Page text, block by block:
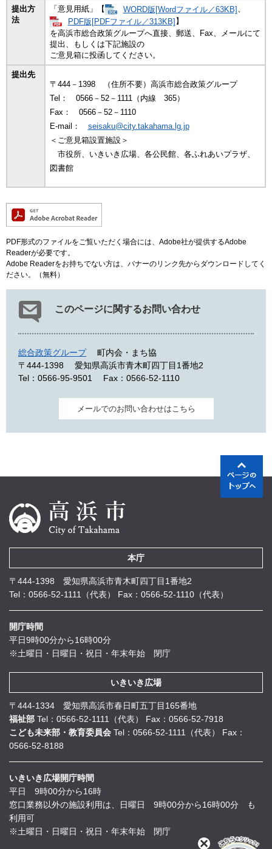
提出方
法
「意見用紙」【 WORD版[Wordファイル／63KB] 、
PDF版[PDFファイル／313KB] 】
を高浜市総合政策グループへ直接、郵送、Fax、メールにて
提出、もしくは下記施設の
ご意見箱に投函してください。
提出先
〒444－1398 （住所不要）高浜市総合政策グループ
Tel： 0566－52－1111（内線 365）
Fax： 0566－52－1110
E-mail： seisaku@city.takahama.lg.jp
＜ご意見箱設置施設＞
市役所、いきいき広場、各公民館、各ふれあいプラザ、
図書館
PDF形式のファイルをご覧いただく場合には、Adobe社が提供するAdobe
Readerが必要です。
Adobe Readerをお持ちでない方は、バナーのリンク先からダウンロードしてく
ださい。（無料）
このページに関するお問い合わせ
総合政策グループ
町内会・まち協
〒444-1398
愛知県高浜市青木町四丁目1番地2
Tel：0566-95-9501
Fax：0566-52-1110
メールでのお問い合わせはこちら
本庁
〒444-1398 愛知県高浜市青木町四丁目1番地2
Tel：0566-52-1111（代表）
Fax：0566-52-1110（代表）
開庁時間
平日9時00分から16時00分
※土曜日・日曜日・祝日・年末年始 閉庁
いきいき広場
〒444-1334 愛知県高浜市春日町五丁目165番地
福祉部 Tel：0566-52-1111（代表）
Fax：0566-52-7918
こども未来部・教育委員会 Tel：0566-52-1111（代表）
Fax：
0566-52-8188
いきいき広場開庁時間
平日 9時00分から16時
窓口業務以外の施設利用は、日曜日 9時00分から16時00分 も
利用可
※土曜日・日曜日・祝日・年末年始 閉庁